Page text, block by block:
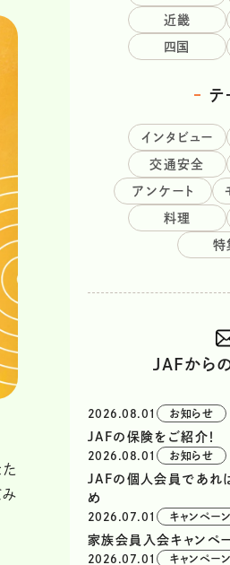
た
み
近畿
四国
テ
インタビュー
交通安全
アンケート
料理
特
JAFから
2026.08.01 お知らせ
JAFの保険をご紹介！
2026.08.01 お知らせ
JAFの個人会員であれ
め
2026.07.01 キャンペーン
家族会員入会キャンペ
2026.07.01 キャンペーン